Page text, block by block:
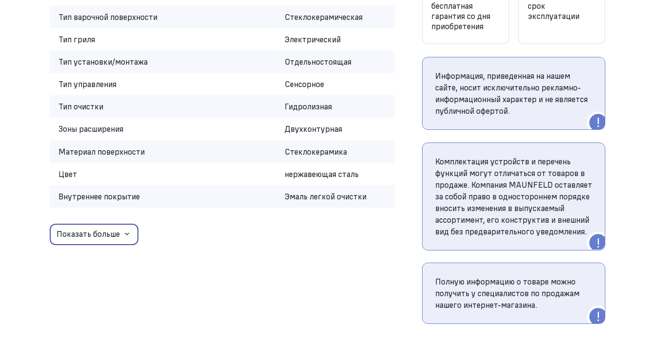
Тип варочной поверхности Стеклокерамическая
Тип гриля Электрический
Тип установки/монтажа Отдельностоящая
Тип управления Сенсорное
Тип очистки Гидролизная
Зоны расширения Двухконтурная
Материал поверхности Стеклокерамика
Цвет нержавеющая сталь
Внутреннее покрытие Эмаль легкой очистки
Показать больше
бесплатная
гарантия со дня
приобретения
срок
эксплуатации
Информация, приведенная на нашем
сайте, носит исключительно рекламно-
информационный характер и не является
публичной офертой.
Комплектация устройств и перечень
функций могут отличаться от товаров в
продаже. Компания MAUNFELD оставляет
за собой право в одностороннем порядке
вносить изменения в выпускаемый
ассортимент, его конструктив и внешний
вид без предварительного уведомления.
Полную информацию о товаре можно
получить у специалистов по продажам
нашего интернет-магазина.